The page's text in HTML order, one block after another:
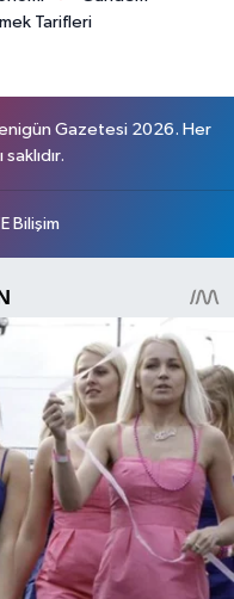
Tarifleri
Gazetesi 2026. Her
saklıdır.
Bilişim